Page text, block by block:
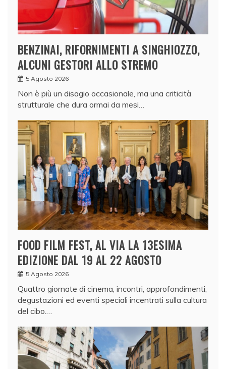
BENZINAI, RIFORNIMENTI A SINGHIOZZO,
ALCUNI GESTORI ALLO STREMO
5 Agosto 2026
Non è più un disagio occasionale, ma una criticità
strutturale che dura ormai da mesi…
FOOD FILM FEST, AL VIA LA 13ESIMA
EDIZIONE DAL 19 AL 22 AGOSTO
5 Agosto 2026
Quattro giornate di cinema, incontri, approfondimenti,
degustazioni ed eventi speciali incentrati sulla cultura
del cibo.…